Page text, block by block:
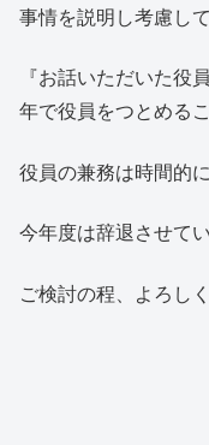
事情を説明し考慮し
『お話いただいた役
年で役員をつとめる
役員の兼務は時間的
今年度は辞退させて
ご検討の程、よろし